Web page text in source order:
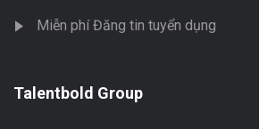
Miễn phí Đăng tin tuyển dụng
Talentbold Group